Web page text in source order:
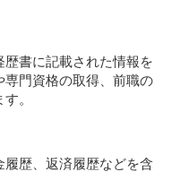
書に記載された情報を
門資格の取得、前職の
。
歴、返済履歴などを含